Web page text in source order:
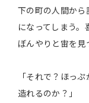
下の町の人間から
になってしまう。
ぼんやりと宙を見
「それで？ほっ
造れるのか？」